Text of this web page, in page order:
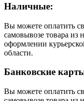
Наличные:
Вы можете оплатить
самовывозе товара из
оформлении
области.
Банковские
Вы можете оплатить